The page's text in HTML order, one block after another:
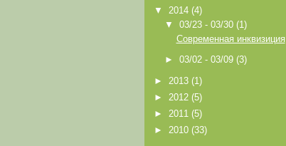
▼ 2014 (4)
▼03/23 - 03/30(1)
Современная инквизиция
►03/02 - 03/09(3)
► 2013 (1)
► 2012 (5)
► 2011 (5)
► 2010 (33)